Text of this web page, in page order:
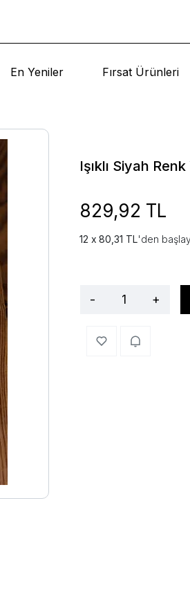
En Yeniler Fırsat Ürünleri
Işıklı Siyah
829,92 TL
80,31 TL'den
- +